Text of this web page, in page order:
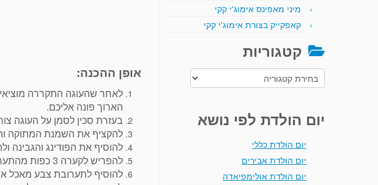
מיני מאפינס אימוג'י קקי
קאפקייק בצורת אימוג'י קקי
קטגוריות
קטגוריות
יום הולדת לפי נושא
יום הולדת כללי
יום הולדת אבירים
יום הולדת אולימפיאדה
אופן ההכנה:
לאחר שהעוגה התקררה
הארוך פונה אליכם.
בעזרת סכין לסמן על העוגה
להקציף את השמנת המתוקה
להוסיף את הפודינג
להפריש לקערה 3 כפות מהתערובת (לצביעת העיניים).
להוסיף לתערובת צבע מאכל